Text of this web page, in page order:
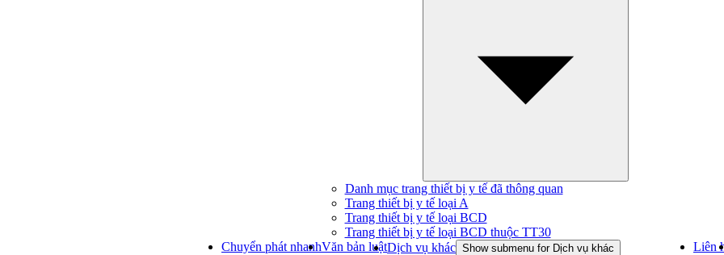
Danh mục trang thiết bị y tế đã thông quan
Trang thiết bị y tế loại A
Trang thiết bị y tế loại BCD
Trang thiết bị y tế loại BCD thuộc TT30
Chuyển phát nhanhVăn bản luậtDịch vụ khác Show submenu for Dịch vụ khác Liên